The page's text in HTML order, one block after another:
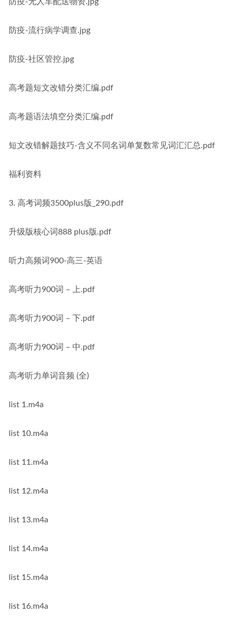
防疫-流行病学调查.jpg
防疫-社区管控.jpg
高考题短文改错分类汇编.pdf
高考题语法填空分类汇编.pdf
短文改错解题技巧-含义不同名词单复数常见词汇汇总.pdf
福利资料
3. 高考词频3500plus版_290.pdf
升级版核心词888 plus版.pdf
听力高频词900-高三-英语
高考听力900词 – 上.pdf
高考听力900词 – 下.pdf
高考听力900词 – 中.pdf
高考听力单词音频 (全)
list 1.m4a
list 10.m4a
list 11.m4a
list 12.m4a
list 13.m4a
list 14.m4a
list 15.m4a
list 16.m4a